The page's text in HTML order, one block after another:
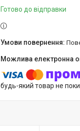
Готово до відправки
будь-який товар не